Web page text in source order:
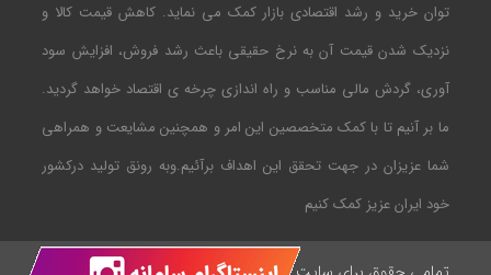
توان خرید و رشد اقتصادی بازار کمک می نماید. کاهش قیمت کالا و
نزدیک شدن قیمت آن به نرخ حقیقی باعث رشد فروش، افزایش سود
آوری، گردش مالی مناسب و راه اندازی چرخه ی اقتصاد خواهد گردید.
ما بر آنیم تا با کمک متخصصین این امر و همچنین مشایعت و همراهی
شما عزیزان در جهت تحقق این اهداف برآئیم.وبه رونق تولید درکشور
خود ایران عزیز کمک کنیم